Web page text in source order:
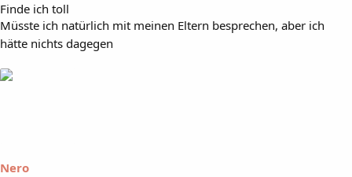
Finde ich toll
Müsste ich natürlich mit meinen Eltern besprechen, aber ich
hätte nichts dagegen
Nero